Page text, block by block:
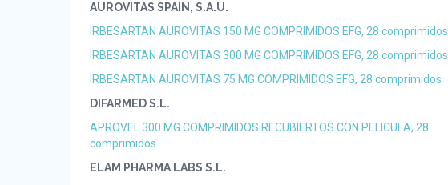
AUROVITAS SPAIN, S.A.U.
IRBESARTAN AUROVITAS 150 MG COMPRIMIDOS EFG, 28 comprimidos
IRBESARTAN AUROVITAS 300 MG COMPRIMIDOS EFG, 28 comprimidos
IRBESARTAN AUROVITAS 75 MG COMPRIMIDOS EFG, 28 comprimidos
DIFARMED S.L.
APROVEL 300 MG COMPRIMIDOS RECUBIERTOS CON PELICULA, 28
comprimidos
ELAM PHARMA LABS S.L.